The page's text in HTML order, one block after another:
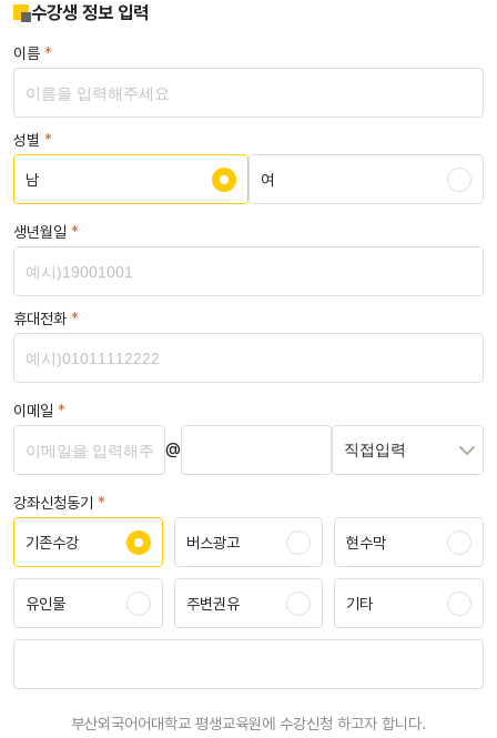
수강생 정보 입력
이름 *
성별 *
남 여
생년월일 *
휴대전화 *
이메일 *
@
강좌신청동기 *
기존수강 버스광고 현수막
유인물 주변권유 기타
부산외국어어대학교 평생교육원에 수강신청 하고자 합니다.